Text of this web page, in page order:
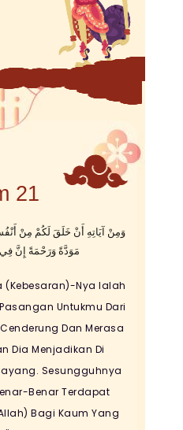
21
وَمِنْ آيَاتِهِ أَنْ خَلَقَ لَكُمْ مِنْ
مَوَدَّةً وَرَحْمَةً إِنَّ
(Kebesaran)-Nya Ialah
Untukmu Dari
Dan Merasa
Dia Menjadikan Di
Sesungguhnya
Benar Terdapat
Bagi Kaum Yang